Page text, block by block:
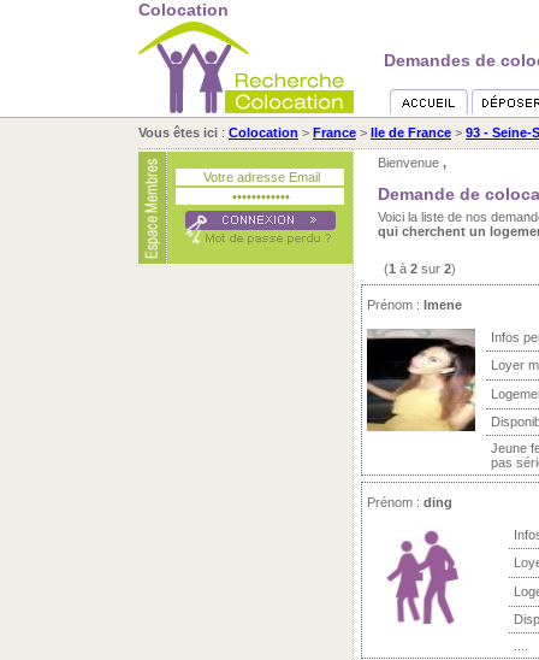
Colocation
Demandes de
Vous êtes ici : Colocation > France > Ile de France > 93 - Seine-
Bienvenue ,
Demande de
Voici la liste de nos
qui cherchent un
(1 à 2 sur 2)
Prénom : Imene
Infos
Loyer
Jeune
pas
Prénom : ding